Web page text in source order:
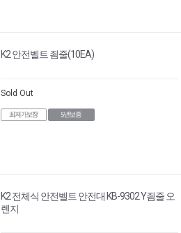
K2 안전벨트 죔줄(10EA)
Sold Out
K2 전체식 안전벨트 안전대 KB-9302 Y죔줄 오
렌지